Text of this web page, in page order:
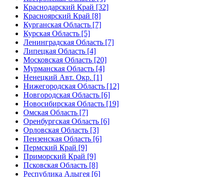
Краснодарский Край [32]
Красноярский Край [8]
Курганская Область [7]
Курская Область [5]
Ленинградская Область [7]
Липецкая Область [4]
Московская Область [20]
Мурманская Область [4]
Ненецкий Авт. Окр. [1]
Нижегородская Область [12]
Новгородская Область [6]
Новосибирская Область [19]
Омская Область [7]
Оренбургская Область [6]
Орловская Область [3]
Пензенская Область [6]
Пермский Край [9]
Приморский Край [9]
Псковская Область [8]
Республика Адыгея [6]